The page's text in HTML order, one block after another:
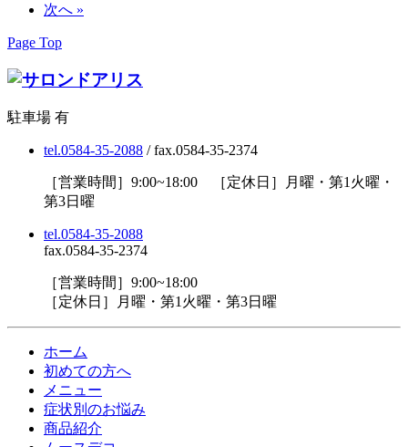
次へ »
Page Top
駐車場 有
tel.0584-35-2088 / fax.0584-35-2374
［営業時間］9:00~18:00 ［定休日］月曜・第1火曜・
第3日曜
tel.0584-35-2088
fax.0584-35-2374
［営業時間］9:00~18:00
［定休日］月曜・第1火曜・第3日曜
ホーム
初めての方へ
メニュー
症状別のお悩み
商品紹介